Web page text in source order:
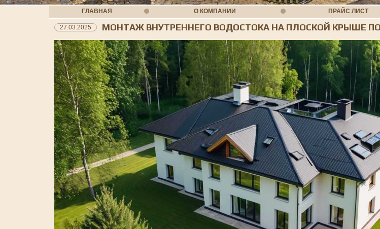
ГЛАВНАЯ О КОМПАНИИ ПРАЙС ЛИСТ
27.03.2025 МОНТАЖ ВНУТРЕННЕГО ВОДОСТОКА НА ПЛОСКОЙ КРЫШЕ